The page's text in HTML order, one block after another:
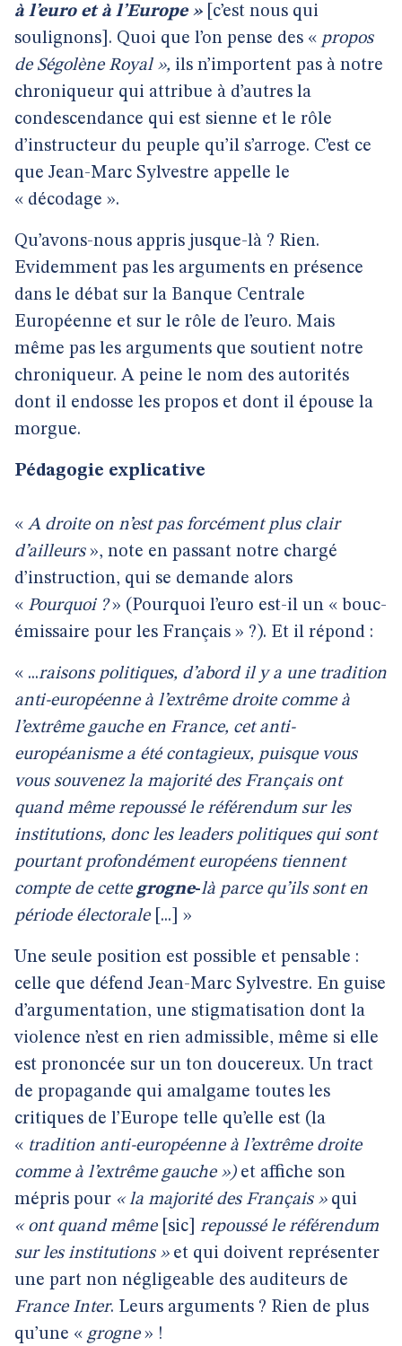
à l’euro et à l’Europe » [c’est nous qui
soulignons]. Quoi que l’on pense des « propos
de Ségolène Royal », ils n’importent pas à notre
chroniqueur qui attribue à d’autres la
condescendance qui est sienne et le rôle
d’instructeur du peuple qu’il s’arroge. C’est ce
que Jean-Marc Sylvestre appelle le
« décodage ».
Qu’avons-nous appris jusque-là ? Rien.
Evidemment pas les arguments en présence
dans le débat sur la Banque Centrale
Européenne et sur le rôle de l’euro. Mais
même pas les arguments que soutient notre
chroniqueur. A peine le nom des autorités
dont il endosse les propos et dont il épouse la
morgue.
Pédagogie explicative
« A droite on n’est pas forcément plus clair
d’ailleurs», note en passant notre chargé
d’instruction, qui se demande alors
« Pourquoi ?» (Pourquoi l’euro est-il un « bouc-
émissaire pour les Français » ?). Et il répond :
« ...raisons politiques, d’abord il y a une tradition
anti-européenne à l’extrême droite comme à
l’extrême gauche en France, cet anti-
européanisme a été contagieux, puisque vous
vous souvenez la majorité des Français ont
quand même repoussé le référendum sur les
institutions, donc les leaders politiques qui sont
pourtant profondément européens tiennent
compte de cette grogne-là parce qu’ils sont en
période électorale[...] »
Une seule position est possible et pensable :
celle que défend Jean-Marc Sylvestre. En guise
d’argumentation, une stigmatisation dont la
violence n’est en rien admissible, même si elle
est prononcée sur un ton doucereux. Un tract
de propagande qui amalgame toutes les
critiques de l’Europe telle qu’elle est (la
« tradition anti-européenne à l’extrême droite
comme à l’extrême gauche ») et affiche son
mépris pour « la majorité des Français » qui
« ont quand même [sic] repoussé le référendum
sur les institutions » et qui doivent représenter
une part non négligeable des auditeurs de
France Inter. Leurs arguments ? Rien de plus
qu’une « grogne» !